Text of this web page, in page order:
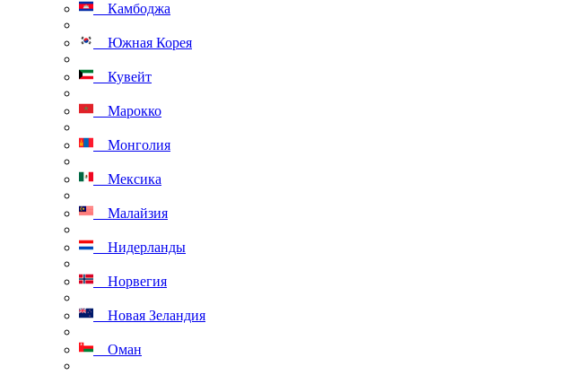
Камбоджа
Южная Корея
Кувейт
Марокко
Монголия
Мексика
Малайзия
Нидерланды
Норвегия
Новая Зеландия
Оман